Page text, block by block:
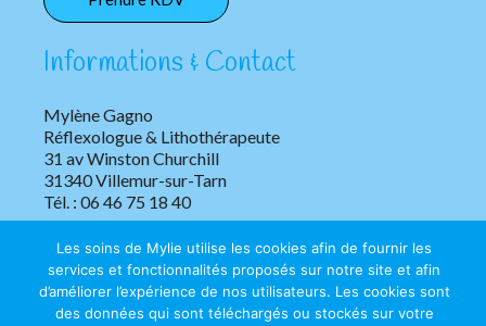
Informations & Contact
Mylène Gagno
Réflexologue & Lithothérapeute
31 av Winston Churchill
31340 Villemur-sur-Tarn
Tél. : 06 46 75 18 40
Les soins de Mylie utilise les cookies afin de fournir les
services et fonctionnalités proposés sur notre site et afin
d’améliorer l’expérience de nos utilisateurs. Les cookies sont
des données qui sont téléchargés ou stockés sur votre